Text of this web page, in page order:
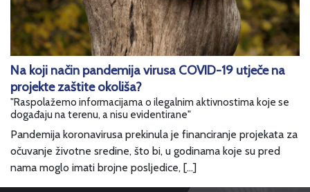
Na koji način pandemija virusa COVID-19 utječe na
projekte zaštite okoliša?
"Raspolažemo informacijama o ilegalnim aktivnostima koje se
događaju na terenu, a nisu evidentirane"
Pandemija koronavirusa prekinula je financiranje projekata za
očuvanje životne sredine, što bi, u godinama koje su pred
nama moglo imati brojne posljedice, […]